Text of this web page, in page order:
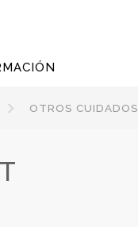
OTROS CUIDADOS